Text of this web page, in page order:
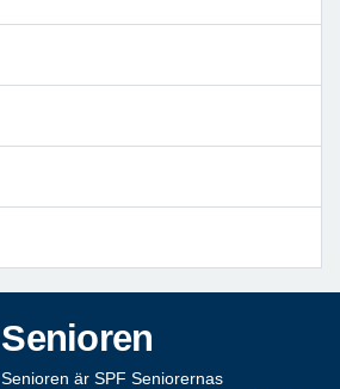
Senioren
Senioren är SPF Seniorernas